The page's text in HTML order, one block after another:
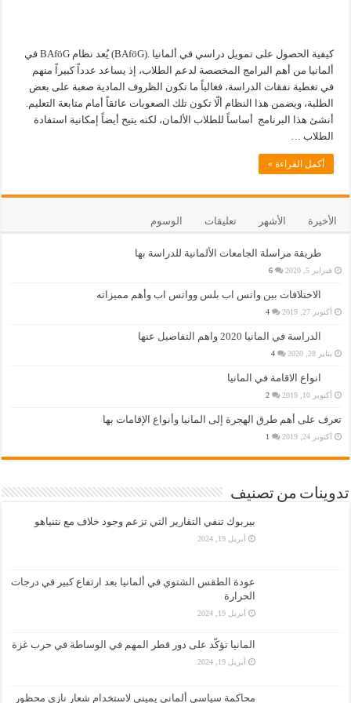
كيفية الحصول على تمويل دراسي في ألمانيا .(BAföG) يُعد نظام BAföG في
ألمانيا من أهم البرامج المخصصة لدعم الطلاب، إذ يساعد عدداً كبيراً منهم
في تغطية نفقات الدراسة، فغالباً ما تكون الظروف المادية صعبة على بعض
الطلبة، ويضمن هذا النظام ألّا تكون تلك الصعوبات عائقاً أمام متابعة التعليم.
أنشئ هذا البرنامج أساساً للطلاب الألمان، لكنه يتيح أيضاً إمكانية استفادة
الطلاب …
أكمل القراءة »
الأخيرة الأشهر تعليقات الوسوم
طريقة مراسلة الجامعات الألمانية للدراسة بها
فبراير 5, 2020 6
الاختلافات بين واتس اب بلس وواتس اب وأهم مميزاته
أكتوبر 27, 2019 4
الدراسة في المانيا 2020 واهم التفاصيل عنها
يناير 28, 2020 4
انواع الاقامة في المانيا
أكتوبر 10, 2019 2
تعرف على أهم طرق الهجرة إلى المانيا وأنواع الإقامات بها
أكتوبر 24, 2019 1
تدوينات من تصنيف
بيربوك تنفي التقارير التي تزعم وجود خلاف مع نتنياهو
أبريل 19, 2024
عودة الطقس الشتوي في ألمانيا بعد ارتفاع كبير في درجات
الحرارة
أبريل 19, 2024
المانيا تؤكّد على دور قطر المهم في الوساطة في حرب غزة
أبريل 19, 2024
محاكمة سياسي ألماني يميني لاستخدام شعار نازي محظور